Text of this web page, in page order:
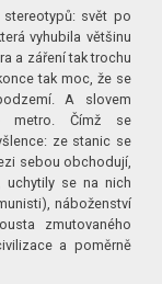
svět po
vyhubila většinu
a záření tak trochu
tak moc, že se
A slovem
metro. Čímž se
ze stanic se
sebou obchodují,
uchytily se na nich
náboženství
zmutovaného
a poměrně